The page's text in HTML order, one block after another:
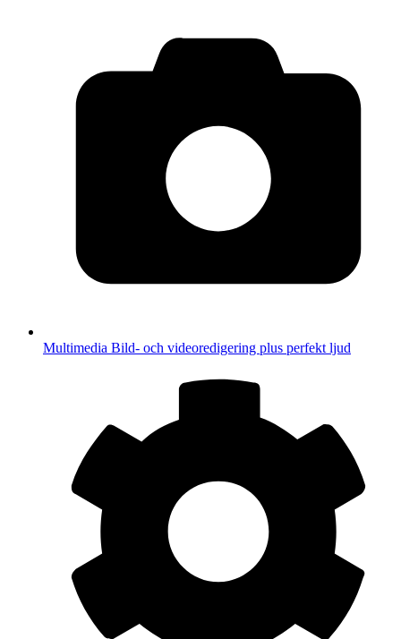
Multimedia Bild- och videoredigering plus perfekt ljud